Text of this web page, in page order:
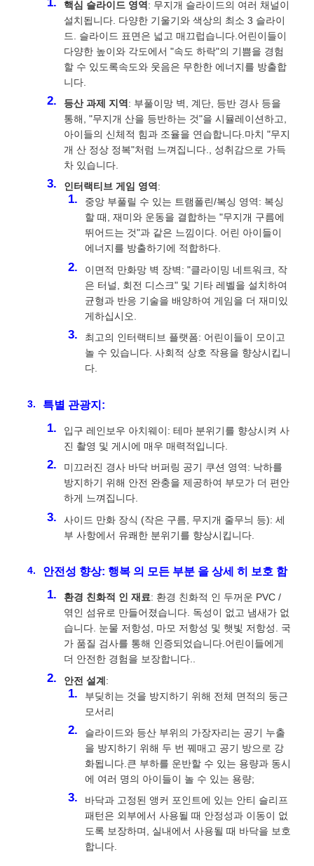
핵심 슬라이드 영역: 무지개 슬라이드의 여러 채널이
설치됩니다. 다양한 기울기와 색상의 최소 3 슬라이
드. 슬라이드 표면은 넓고 매끄럽습니다.어린이들이
다양한 높이와 각도에서 "속도 하락"의 기쁨을 경험
할 수 있도록속도와 웃음은 무한한 에너지를 방출합
니다.
등산 과제 지역 : 부풀이망 벽, 계단, 등반 경사 등을
통해, "무지개 산을 등반하는 것"을 시뮬레이션하고,
아이들의 신체적 힘과 조율을 연습합니다.마치 "무지
개 산 정상 정복"처럼 느껴집니다., 성취감으로 가득
차 있습니다.
인터랙티브 게임 영역 :
중앙 부풀릴 수 있는 트램폴린/복싱 영역: 복싱
할 때, 재미와 운동을 결합하는 "무지개 구름에
뛰어드는 것"과 같은 느낌이다. 어린 아이들이
에너지를 방출하기에 적합하다.
이면적 만화망 벽 장벽: "클라이밍 네트워크, 작
은 터널, 회전 디스크" 및 기타 레벨을 설치하여
균형과 반응 기술을 배양하여 게임을 더 재미있
게하십시오.
최고의 인터랙티브 플랫폼: 어린이들이 모이고
놀 수 있습니다. 사회적 상호 작용을 향상시킵니
다.
특별 관광지:
입구 레인보우 아치웨이: 테마 분위기를 향상시켜 사
진 촬영 및 게시에 매우 매력적입니다.
미끄러진 경사 바닥 버퍼링 공기 쿠션 영역: 낙하를
방지하기 위해 안전 완충을 제공하여 부모가 더 편안
하게 느껴집니다.
사이드 만화 장식 (작은 구름, 무지개 줄무늬 등): 세
부 사항에서 유쾌한 분위기를 향상시킵니다.
안전성 향상: 행복 의 모든 부분 을 상세 히 보호 함
환경 친화적 인 재료: 환경 친화적 인 두꺼운 PVC /
엮인 섬유로 만들어졌습니다. 독성이 없고 냄새가 없
습니다. 눈물 저항성, 마모 저항성 및 햇빛 저항성. 국
가 품질 검사를 통해 인증되었습니다.어린이들에게
더 안전한 경험을 보장합니다..
안전 설계:
부딪히는 것을 방지하기 위해 전체 면적의 둥근
모서리
슬라이드와 등산 부위의 가장자리는 공기 누출
을 방지하기 위해 두 번 꿰매고 공기 방으로 강
화됩니다.큰 부하를 운반할 수 있는 용량과 동시
에 여러 명의 아이들이 놀 수 있는 용량;
바닥과 고정된 앵커 포인트에 있는 안티 슬리프
패턴은 외부에서 사용될 때 안정성과 이동이 없
도록 보장하며, 실내에서 사용될 때 바닥을 보호
합니다.